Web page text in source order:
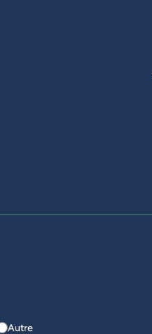
Autre